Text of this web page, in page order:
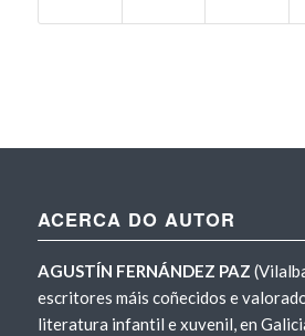
ACERCA DO AUTOR
AGUSTÍN FERNÁNDEZ PAZ
escritores máis coñecidos e
literatura infantil e xuvenil, en